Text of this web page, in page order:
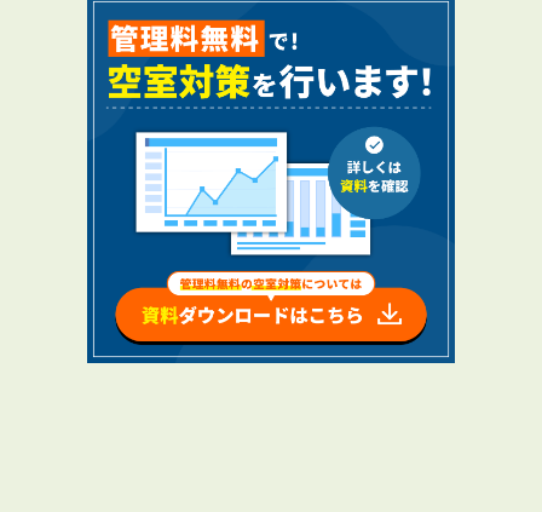
RENTALアブレイズの賃貸管理
管理料無料について
４つの強み
報酬と独自の保証内容
手続きの流れ
賃料査定について